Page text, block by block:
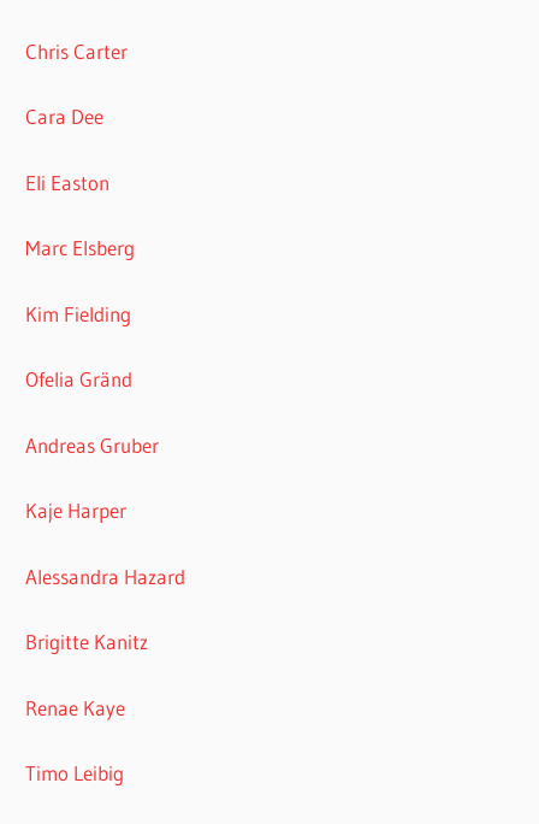
Chris Carter
Cara Dee
Eli Easton
Marc Elsberg
Kim Fielding
Ofelia Gränd
Andreas Gruber
Kaje Harper
Alessandra Hazard
Brigitte Kanitz
Renae Kaye
Timo Leibig